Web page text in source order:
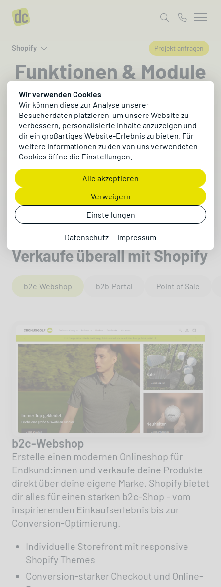
Wir verwenden Cookies
Wir können diese zur Analyse unserer
Besucherdaten platzieren, um unsere Website zu
verbessern, personalisierte Inhalte anzuzeigen und
dir ein großartiges Website-Erlebnis zu bieten. Für
weitere Informationen zu den von uns verwendeten
Cookies öffne die Einstellungen.
Alle akzeptieren
Verweigern
Einstellungen
Datenschutz Impressum
Shopify Projekt anfragen
Funktionen & Module
von Shopify
Shopify bringt viele Funktionen für modernen
E-Commerce bereits im Standard mit und
lässt sich über den Shopify App Store flexibel
erweitern.
Projekt anfragen
Verkaufe überall mit Shopify
b2c-Webshop b2b-Portal Point of Sale
b2c-Webshop
Erstelle einen modernen Onlineshop für
Endkund:innen und verkaufe deine Produkte
direkt über deine eigene Marke. Shopify bietet
dir alles für einen starken b2c-Shop - vom
inspirierenden Einkaufserlebnis bis zur
Conversion-Optimierung.
Individuelle Storefront mit responsive
Shopify Themes
Conversion-starker Checkout und Online-